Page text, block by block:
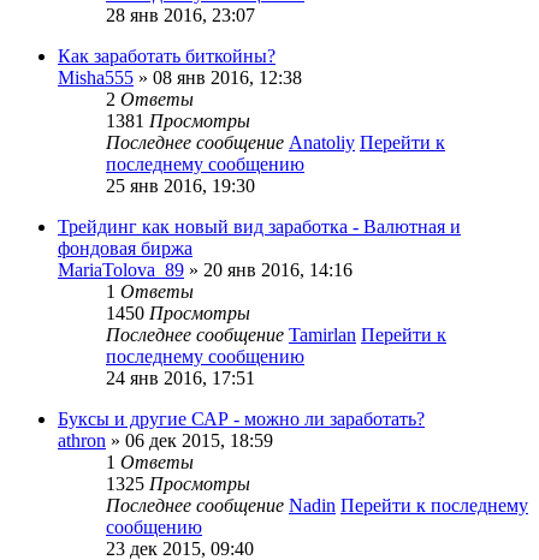
28 янв 2016, 23:07
Как заработать биткойны?
Misha555 » 08 янв 2016, 12:38
2 Ответы
1381 Просмотры
Последнее сообщение Anatoliy Перейти к
последнему сообщению
25 янв 2016, 19:30
Трейдинг как новый вид заработка - Валютная и
фондовая биржа
MariaTolova_89 » 20 янв 2016, 14:16
1 Ответы
1450 Просмотры
Последнее сообщение Tamirlan Перейти к
последнему сообщению
24 янв 2016, 17:51
Буксы и другие САР - можно ли заработать?
athron » 06 дек 2015, 18:59
1 Ответы
1325 Просмотры
Последнее сообщение Nadin Перейти к последнему
сообщению
23 дек 2015, 09:40